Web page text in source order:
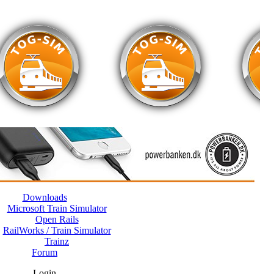
Downloads
Microsoft Train Simulator
Open Rails
RailWorks / Train Simulator
Trainz
Forum